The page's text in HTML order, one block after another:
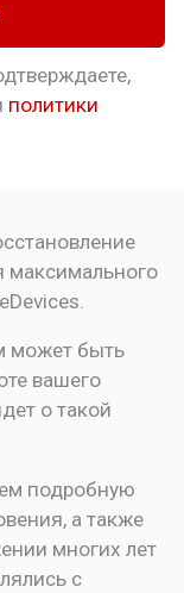
политики
максимального
может быть
вашего
о такой
подробную
а также
многих лет
с